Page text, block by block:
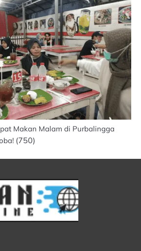
Makan Malam di Purbalingga
(750)